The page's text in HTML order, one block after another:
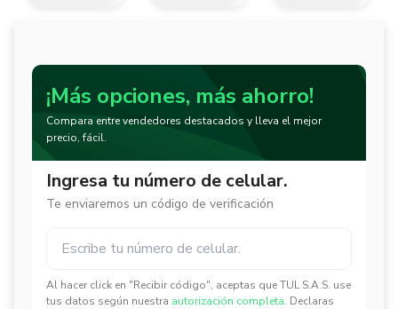
¡Más opciones, más ahorro!
Compara entre vendedores destacados y lleva el mejor
precio, fácil.
Ingresa tu número de celular.
Te enviaremos un código de verificación
Al hacer click en "Recibir código", aceptas que TUL S.A.S. use
tus datos según nuestra autorización completa. Declaras
✕
✕